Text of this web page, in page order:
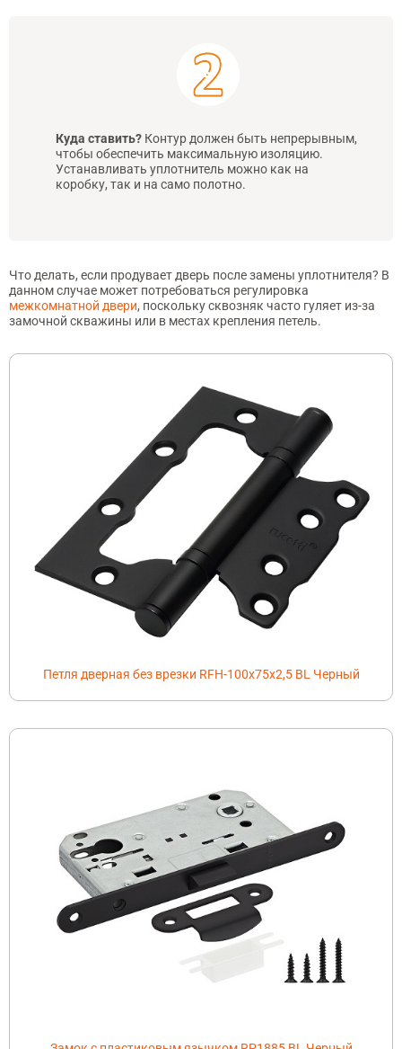
Куда ставить? Контур должен быть непрерывным,
чтобы обеспечить максимальную изоляцию.
Устанавливать уплотнитель можно как на
коробку, так и на само полотно.
Что делать, если продувает дверь после замены уплотнителя? В
данном случае может потребоваться регулировка
межкомнатной двери, поскольку сквозняк часто гуляет из-за
замочной скважины или в местах крепления петель.
Петля дверная без врезки RFH-100x75x2,5 BL Черный